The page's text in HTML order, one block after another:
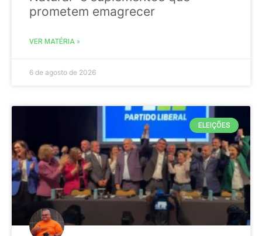
prometem emagrecer
VER MATÉRIA »
6 de agosto de 2026
ELEIÇÕES